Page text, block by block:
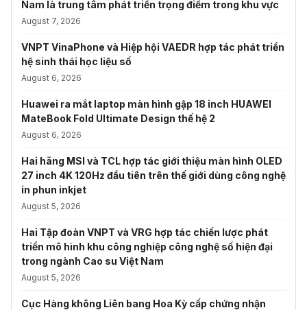
Nam là trung tâm phát triển trọng điểm trong khu vực
August 7, 2026
VNPT VinaPhone và Hiệp hội VAEDR hợp tác phát triển
hệ sinh thái học liệu số
August 6, 2026
Huawei ra mắt laptop màn hình gập 18 inch HUAWEI
MateBook Fold Ultimate Design thế hệ 2
August 6, 2026
Hai hãng MSI và TCL hợp tác giới thiệu màn hình OLED
27 inch 4K 120Hz đầu tiên trên thế giới dùng công nghệ
in phun inkjet
August 5, 2026
Hai Tập đoàn VNPT và VRG hợp tác chiến lược phát
triển mô hình khu công nghiệp công nghệ số hiện đại
trong ngành Cao su Việt Nam
August 5, 2026
Cục Hàng không Liên bang Hoa Kỳ cấp chứng nhận